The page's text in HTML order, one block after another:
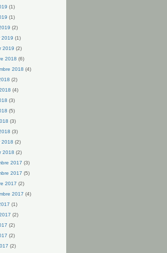
(1)
(1)
(2)
2019 (1)
2019 (2)
2018 (6)
2018 (4)
(2)
(4)
(3)
(5)
(3)
(3)
2018 (2)
2018 (2)
2017 (3)
2017 (5)
2017 (2)
2017 (4)
(1)
(2)
(2)
(2)
(2)